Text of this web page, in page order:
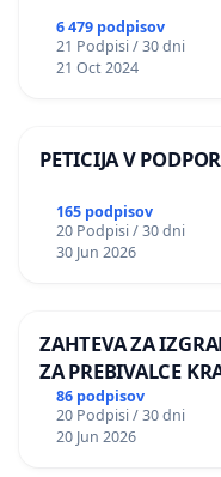
6 479 podpisov
21 Podpisi / 30 dni
21 Oct 2024
PETICIJA V
165 podpisov
20 Podpisi / 30 dni
30 Jun 2026
ZAHTEVA ZA
ZA PREBIVALCE
PRESTRANEK
86 podpisov
20 Podpisi / 30 dni
20 Jun 2026